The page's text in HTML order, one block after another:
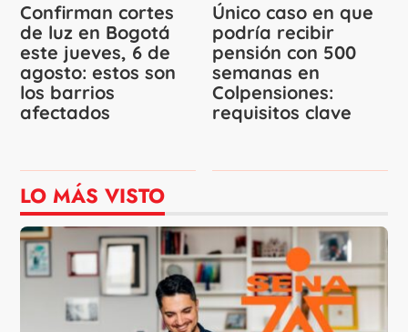
Confirman cortes
de luz en Bogotá
este jueves, 6 de
agosto: estos son
los barrios
afectados
Único caso en que
podría recibir
pensión con 500
semanas en
Colpensiones:
requisitos clave
LO MÁS VISTO